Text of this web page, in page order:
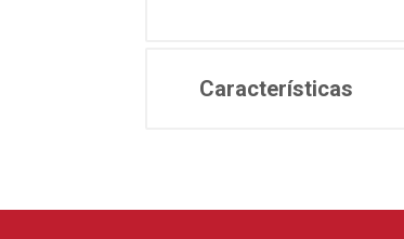
Características